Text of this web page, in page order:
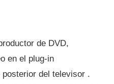
de DVD,
en el plug-in
del televisor .